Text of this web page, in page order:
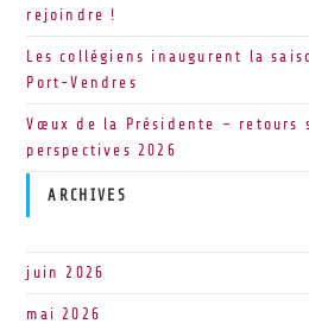
rejoindre !
Les collégiens inaugurent la
Port-Vendres
Vœux de la Présidente – retours
perspectives 2026
ARCHIVES
juin 2026
mai 2026